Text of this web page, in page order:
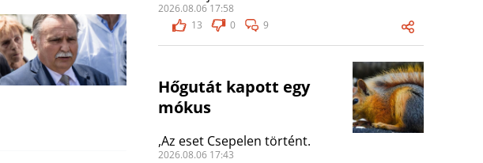
2026.08.06 17:58
13
0 9
Hőgutát kapott egy
mókus
,Az eset Csepelen történt.
2026.08.06 17:43